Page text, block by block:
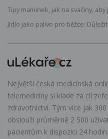
Tipy maminek, jak na svačiny,
Jídlo jako palivo pro běžce:
Největší česká medicínská
telemedicíny si klade za cíl
zdravotnictví. Tým více jak
obslouží průměrně 2 500
pacientům k dispozici 24